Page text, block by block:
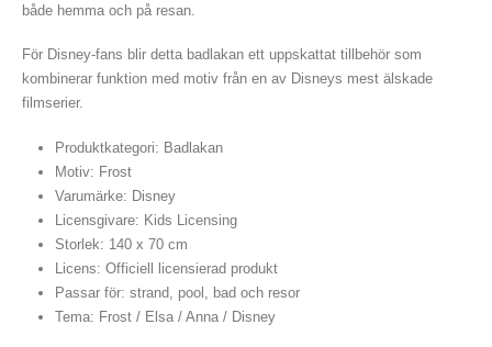
både hemma och på resan.
För Disney-fans blir detta badlakan ett uppskattat tillbehör som
kombinerar funktion med motiv från en av Disneys mest älskade
filmserier.
Produktkategori: Badlakan
Motiv: Frost
Varumärke: Disney
Licensgivare: Kids Licensing
Storlek: 140 x 70 cm
Licens: Officiell licensierad produkt
Passar för: strand, pool, bad och resor
Tema: Frost / Elsa / Anna / Disney